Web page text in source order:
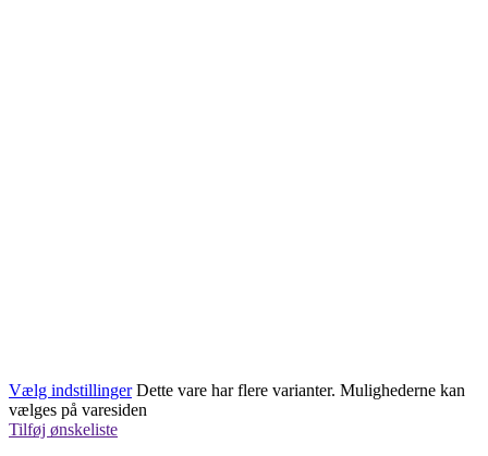
Vælg indstillinger Dette vare har flere varianter. Mulighederne kan
vælges på varesiden
Tilføj ønskeliste